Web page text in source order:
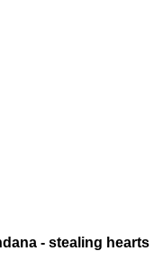
- stealing hearts